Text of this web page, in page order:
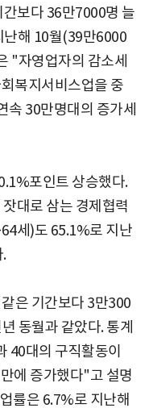
보다 36만7000명 늘
난해 10월(39만6000
"자영업자의 감소세
복지서비스업을 중
속 30만명대의 증가세
포인트 상승했다.
대로 삼는 경제협력
세)도 65.1%로 지난
은 기간보다 3만300
동월과 같았다. 통계
40대의 구직활동이
에 증가했다"고 설명
률은 6.7%로 지난해